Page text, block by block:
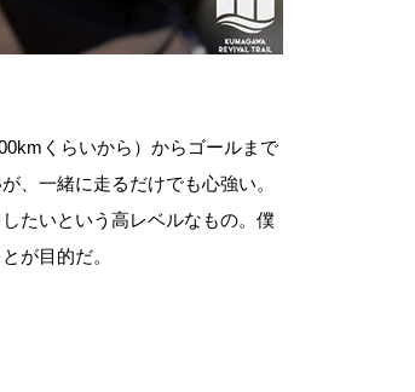
くらいから）からゴールまで
、一緒に走るだけでも心強い。
たいという高レベルなもの。僕
が目的だ。